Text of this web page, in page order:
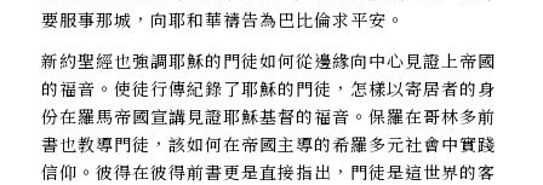
要服事那城，向耶和華禱告為巴比倫求平安。
新約聖經也強調耶穌的門徒如何從邊緣向中心見證上帝國
的福音。使徒行傳紀錄了耶穌的門徒，怎樣以寄居者的身
份在羅馬帝國宣講見證耶穌基督的福音。保羅在哥林多前
書也教導門徒，該如何在帝國主導的希羅多元社會中實踐
信仰。彼得在彼得前書更是直接指出，門徒是這世界的客